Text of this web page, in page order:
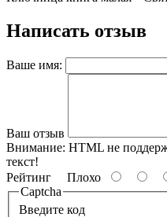
Написать отзыв
Ваше имя:
Ваш отзыв
Внимание: HTML не
текст!
Рейтинг Плохо
Captcha
Введите код